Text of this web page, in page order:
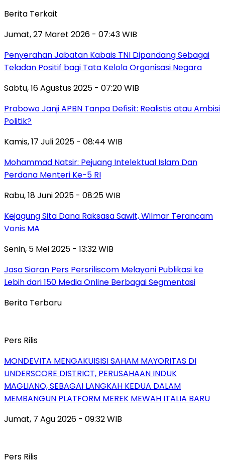
Berita Terkait
Jumat, 27 Maret 2026 - 07:43 WIB
Penyerahan Jabatan Kabais TNI Dipandang Sebagai
Teladan Positif bagi Tata Kelola Organisasi Negara
Sabtu, 16 Agustus 2025 - 07:20 WIB
Prabowo Janji APBN Tanpa Defisit: Realistis atau Ambisi
Politik?
Kamis, 17 Juli 2025 - 08:44 WIB
Mohammad Natsir: Pejuang Intelektual Islam Dan
Perdana Menteri Ke-5 RI
Rabu, 18 Juni 2025 - 08:25 WIB
Kejagung Sita Dana Raksasa Sawit, Wilmar Terancam
Vonis MA
Senin, 5 Mei 2025 - 13:32 WIB
Jasa Siaran Pers Persriliscom Melayani Publikasi ke
Lebih dari 150 Media Online Berbagai Segmentasi
Berita Terbaru
Pers Rilis
MONDEVITA MENGAKUISISI SAHAM MAYORITAS DI
UNDERSCORE DISTRICT, PERUSAHAAN INDUK
MAGLIANO, SEBAGAI LANGKAH KEDUA DALAM
MEMBANGUN PLATFORM MEREK MEWAH ITALIA BARU
Jumat, 7 Agu 2026 - 09:32 WIB
Pers Rilis